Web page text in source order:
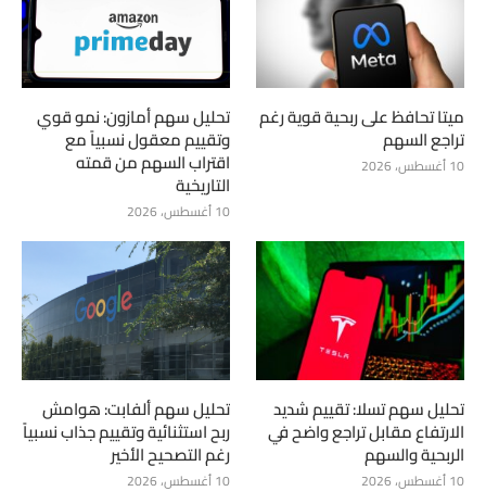
ميتا تحافظ على ربحية قوية رغم
تراجع السهم
10 أغسطس، 2026
تحليل سهم أمازون: نمو قوي
وتقييم معقول نسبياً مع
اقتراب السهم من قمته
التاريخية
10 أغسطس، 2026
تحليل سهم تسلا: تقييم شديد
الارتفاع مقابل تراجع واضح في
الربحية والسهم
10 أغسطس، 2026
تحليل سهم ألفابت: هوامش
ربح استثنائية وتقييم جذاب نسبياً
رغم التصحيح الأخير
10 أغسطس، 2026